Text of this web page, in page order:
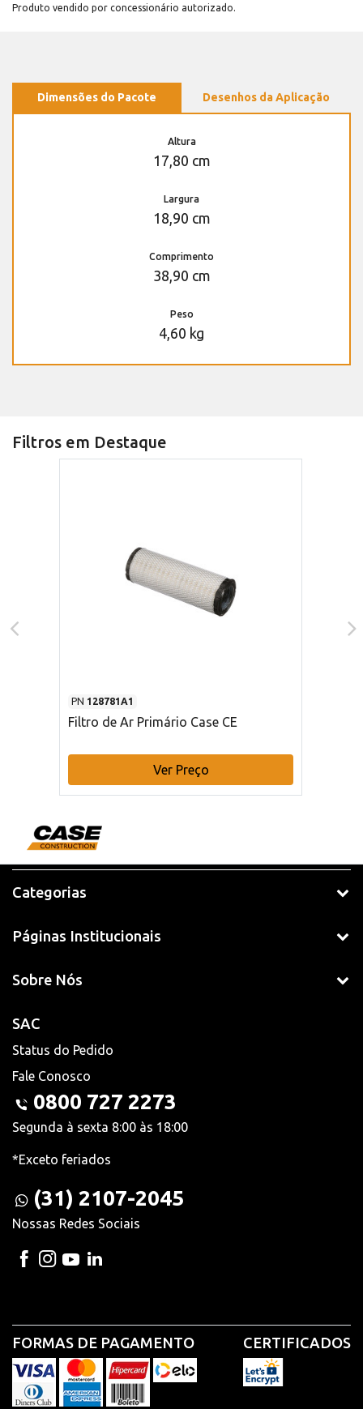
Produto vendido por concessionário autorizado.
Dimensões do Pacote Desenhos da Aplicação
Altura
17,80 cm
Largura
18,90 cm
Comprimento
38,90 cm
Peso
4,60 kg
Filtros em Destaque
PN 128781A1
Filtro de Ar Primário Case CE
Ver Preço
Categorias
Páginas Institucionais
Sobre Nós
SAC
Status do Pedido
Fale Conosco
0800 727 2273
Segunda à sexta 8:00 às 18:00
*Exceto feriados
(31) 2107-2045
Nossas Redes Sociais
FORMAS DE PAGAMENTO CERTIFICADOS